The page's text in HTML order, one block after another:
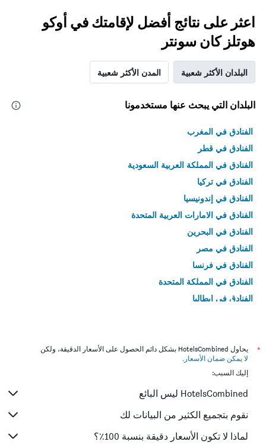
اعثر على نتائج أفضل لإقامتك في أوكو
هوتلز كان سونتر
البلدان الأكثر شعبية المدن الأكثر شعبية
البلدان التي يبحث عنها مستخدمونا
الفنادق في المغرب
الفنادق في قطر
الفنادق في المملكة العربية السعودية
الفنادق في تركيا
الفنادق في إندونيسيا
الفنادق في الامارات العربية المتحدة
الفنادق في البحرين
الفنادق في مصر
الفنادق في فرنسا
الفنادق في المملكة المتحدة
الفنادق في إيطاليا
*
يحاول HotelsCombined بشكل دائم الحصول على الأسعار الدقيقة، ولكن
لا يمكن ضمان الأسعار .
إليك السبب:
HotelsCombined ليس البائع
نقوم بتجميع الكثير من البيانات لك
لماذا لا تكون الأسعار دقيقة بنسبة 100٪؟